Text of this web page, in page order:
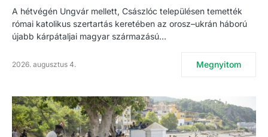
A hétvégén Ungvár mellett, Császlóc településen temették
római katolikus szertartás keretében az orosz–ukrán háború
újabb kárpátaljai magyar származású…
2026. augusztus 4. Megnyitom